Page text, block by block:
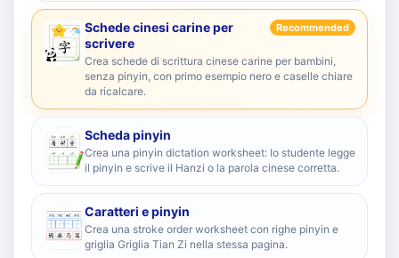
Schede cinesi carine per
scrivere
Recommended
Crea schede di scrittura cinese carine per bambini,
senza pinyin, con primo esempio nero e caselle chiare
da ricalcare.
Scheda pinyin
Crea una pinyin dictation worksheet: lo studente legge
il pinyin e scrive il Hanzi o la parola cinese corretta.
Caratteri e pinyin
Crea una stroke order worksheet con righe pinyin e
griglia Griglia Tian Zi nella stessa pagina.